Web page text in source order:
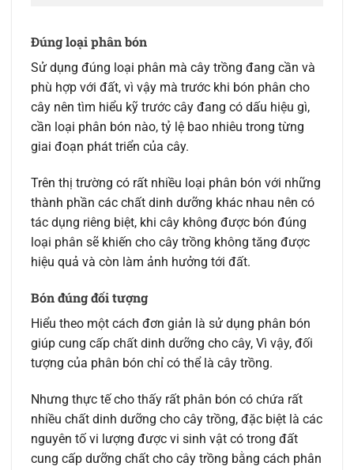
Đúng loại phân bón
Sử dụng đúng loại phân mà cây trồng đang cần và
phù hợp với đất, vì vậy mà trước khi bón phân cho
cây nên tìm hiểu kỹ trước cây đang có dấu hiệu gì,
cần loại phân bón nào, tỷ lệ bao nhiêu trong từng
giai đoạn phát triển của cây.
Trên thị trường có rất nhiều loại phân bón với những
thành phần các chất dinh dưỡng khác nhau nên có
tác dụng riêng biệt, khi cây không được bón đúng
loại phân sẽ khiến cho cây trồng không tăng được
hiệu quả và còn làm ảnh hưởng tới đất.
Bón đúng đối tượng
Hiểu theo một cách đơn giản là sử dụng phân bón
giúp cung cấp chất dinh dưỡng cho cây, Vì vậy, đối
tượng của phân bón chỉ có thể là cây trồng.
Nhưng thực tế cho thấy rất phân bón có chứa rất
nhiều chất dinh dưỡng cho cây trồng, đặc biệt là các
nguyên tố vi lượng được vi sinh vật có trong đất
cung cấp dưỡng chất cho cây trồng bằng cách phân